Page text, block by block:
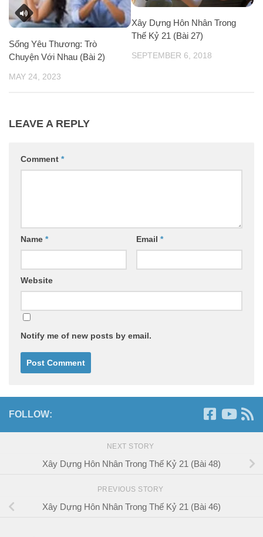
Sống Yêu Thương: Trò
Chuyện Với Nhau (Bài 2)
MAY 24, 2023
Xây Dựng Hôn Nhân Trong
Thế Kỷ 21 (Bài 27)
SEPTEMBER 6, 2018
LEAVE A REPLY
Comment *
Name * Email *
Website
Notify me of new posts by email.
FOLLOW:
NEXT STORY
Xây Dựng Hôn Nhân Trong Thế Kỷ 21 (Bài 48)
PREVIOUS STORY
Xây Dựng Hôn Nhân Trong Thế Kỷ 21 (Bài 46)